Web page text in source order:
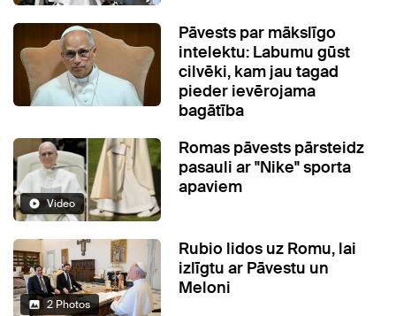
Pāvests par mākslīgo
intelektu: Labumu gūst
cilvēki, kam jau tagad
pieder ievērojama
bagātība
Video
Romas pāvests pārsteidz
pasauli ar "Nike" sporta
apaviem
2 Photos
Rubio lidos uz Romu, lai
izlīgtu ar Pāvestu un
Meloni